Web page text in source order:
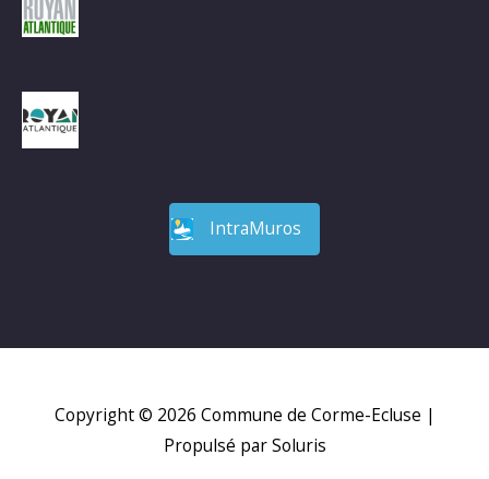
IntraMuros
Copyright © 2026 Commune de Corme-Ecluse |
Propulsé par Soluris